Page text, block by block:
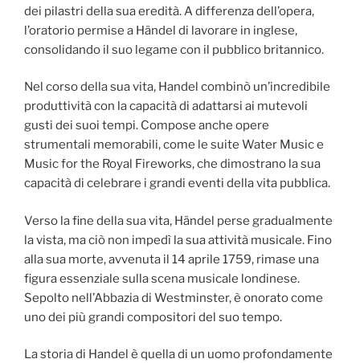
dei pilastri della sua eredità. A differenza dell’opera,
l’oratorio permise a Händel di lavorare in inglese,
consolidando il suo legame con il pubblico britannico.
Nel corso della sua vita, Handel combinò un’incredibile
produttività con la capacità di adattarsi ai mutevoli
gusti dei suoi tempi. Compose anche opere
strumentali memorabili, come le suite Water Music e
Music for the Royal Fireworks, che dimostrano la sua
capacità di celebrare i grandi eventi della vita pubblica.
Verso la fine della sua vita, Händel perse gradualmente
la vista, ma ciò non impedì la sua attività musicale. Fino
alla sua morte, avvenuta il 14 aprile 1759, rimase una
figura essenziale sulla scena musicale londinese.
Sepolto nell’Abbazia di Westminster, è onorato come
uno dei più grandi compositori del suo tempo.
La storia di Handel è quella di un uomo profondamente